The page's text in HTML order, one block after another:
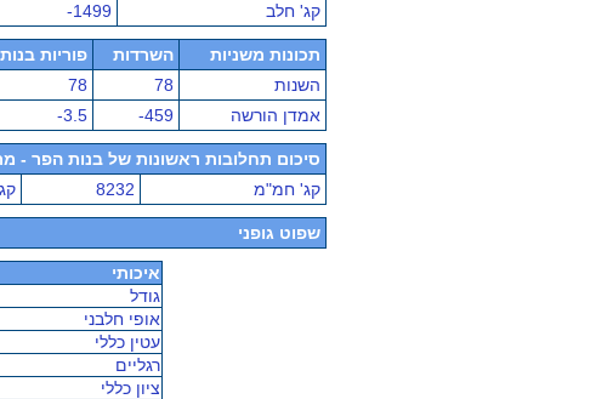
קג' חלב
-1499
תכונות משניות השרדות פוריות בנות
השנות
78
78
אמדן הורשה
-459
-3.5
סיכום תחלובות ראשונות של בנות הפר - מתוקן
קג' חמ"מ
8232
שפוט גופני
איכותי
גודל
אופי חלבני
עטין כללי
רגליים
ציון כללי